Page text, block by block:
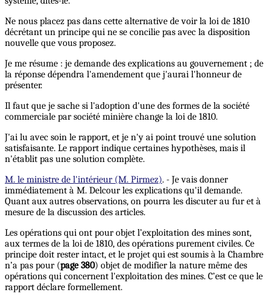
Ne nous placez pas dans cette alternative de voir la loi de 1810
décrétant un principe qui ne se concilie pas avec la disposition
nouvelle que vous proposez.
Je me résume : je demande des explications au gouvernement ; de
la réponse dépendra l'amendement que j'aurai l'honneur de
présenter.
Il faut que je sache si l'adoption d'une des formes de la société
commerciale par société minière change la loi de 1810.
J'ai lu avec soin le rapport, et je n'y ai point trouvé une solution
satisfaisante. Le rapport indique certaines hypothèses, mais il
n'établit pas une solution complète.
M. le ministre de l'intérieur (M. Pirmez). - Je vais donner
immédiatement à M. Delcour les explications qu'il demande.
Quant aux autres observations, on pourra les discuter au fur et à
mesure de la discussion des articles.
Les opérations qui ont pour objet l’exploitation des mines sont,
aux termes de la loi de 1810, des opérations purement civiles. Ce
principe doit rester intact, et le projet qui est soumis à la Chambre
n’a pas pour (page 380) objet de modifier la nature même des
opérations qui concernent l'exploitation des mines. C’est ce que le
rapport déclare formellement.